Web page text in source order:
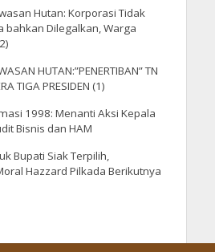
Hutan: Korporasi Tidak
bahkan Dilegalkan, Warga
HUTAN:”PENERTIBAN” TN
TIGA PRESIDEN (1)
1998: Menanti Aksi Kepala
Bisnis dan HAM
Bupati Siak Terpilih,
Hazzard Pilkada Berikutnya